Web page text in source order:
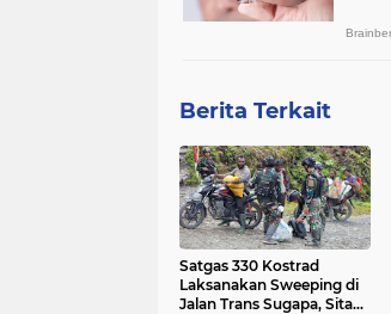
Berita Terkait
Satgas 330 Kostrad
Laksanakan Sweeping di
Jalan Trans Sugapa, Sita